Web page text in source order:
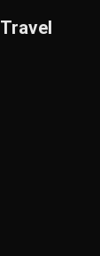
Travel